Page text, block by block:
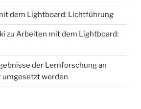
dem Lightboard: Lichtführung
zu Arbeiten mit dem Lightboard:
der Lernforschung an
umgesetzt werden